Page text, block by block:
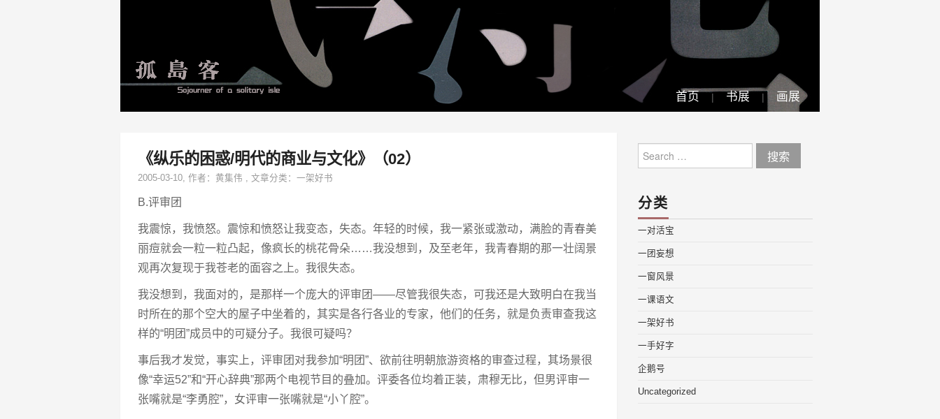
首页 书展 画展
《纵乐的困惑/明代的商业与文化》（02）
2005-03-10, 作者： 黄集伟 , 文章分类： 一架好书
B.评审团
我震惊，我愤怒。震惊和愤怒让我变态，失态。年轻的时候，我一紧张或激动，满脸的青春美
丽痘就会一粒一粒凸起，像疯长的桃花骨朵……我没想到，及至老年，我青春期的那一壮阔景
观再次复现于我苍老的面容之上。我很失态。
我没想到，我面对的，是那样一个庞大的评审团——尽管我很失态，可我还是大致明白在我当
时所在的那个空大的屋子中坐着的，其实是各行各业的专家，他们的任务，就是负责审查我这
样的“明团”成员中的可疑分子。我很可疑吗？
事后我才发觉，事实上，评审团对我参加“明团”、欲前往明朝旅游资格的审查过程，其场景很
像“幸运52”和“开心辞典”那两个电视节目的叠加。评委各位均着正装，肃穆无比，但男评审一
张嘴就是“李勇腔”，女评审一张嘴就是“小丫腔”。
for:
分类
一对活宝
一团妄想
一窗风景
一课语文
一架好书
一手好字
企鹅号
Uncategorized